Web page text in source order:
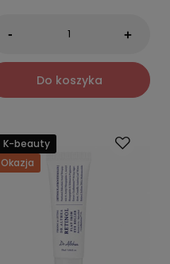
- +
Do koszyka
K-beauty
Okazja